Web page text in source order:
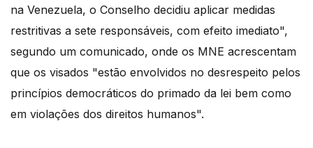
na Venezuela, o Conselho decidiu aplicar medidas
restritivas a sete responsáveis, com efeito imediato",
segundo um comunicado, onde os MNE acrescentam
que os visados "estão envolvidos no desrespeito pelos
princípios democráticos do primado da lei bem como
em violações dos direitos humanos".